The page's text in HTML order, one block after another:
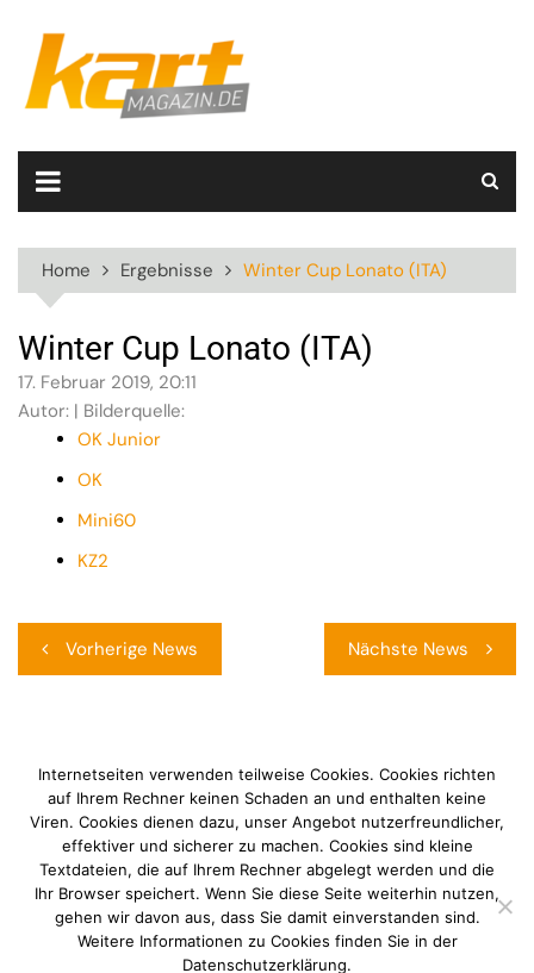
content
Home Ergebnisse Winter Cup Lonato (ITA)
Winter Cup Lonato (ITA)
17. Februar 2019, 20:11
Autor: | Bilderquelle:
OK Junior
OK
Mini60
KZ2
Vorherige News Nächste News
Werbung
Internetseiten verwenden teilweise Cookies. Cookies richten
auf Ihrem Rechner keinen Schaden an und enthalten keine
Viren. Cookies dienen dazu, unser Angebot nutzerfreundlicher,
effektiver und sicherer zu machen. Cookies sind kleine
Textdateien, die auf Ihrem Rechner abgelegt werden und die
Ihr Browser speichert. Wenn Sie diese Seite weiterhin nutzen,
gehen wir davon aus, dass Sie damit einverstanden sind.
Weitere Informationen zu Cookies finden Sie in der
Datenschutzerklärung.